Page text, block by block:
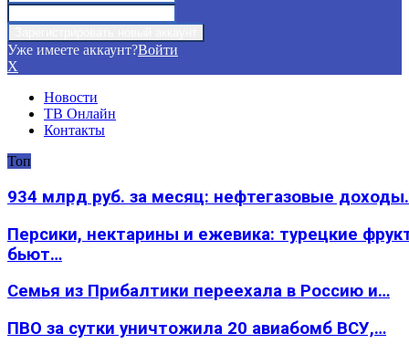
Уже имеете аккаунт?Войти
X
Новости
ТВ Онлайн
Контакты
Топ
934 млрд руб. за месяц: нефтегазовые
Персики, нектарины и ежевика: турецкие
бьют…
Семья из Прибалтики переехала в Россию и…
ПВО за сутки уничтожила 20 авиабомб ВСУ,…